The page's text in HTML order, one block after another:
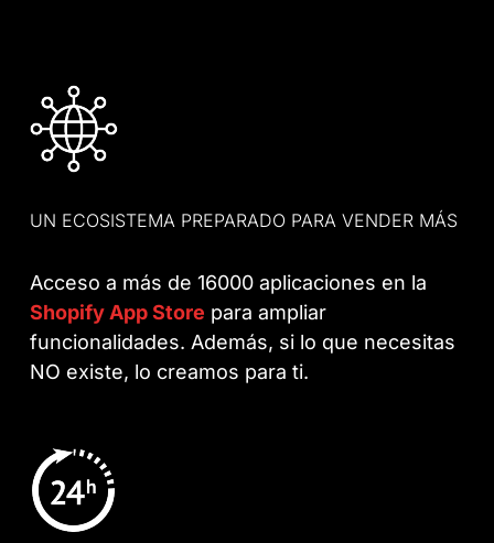
UN ECOSISTEMA PREPARADO PARA VENDER MÁS
Acceso a más de 16000 aplicaciones en la
Shopify App Store para ampliar
funcionalidades. Además, si lo que necesitas
NO existe, lo creamos para ti.